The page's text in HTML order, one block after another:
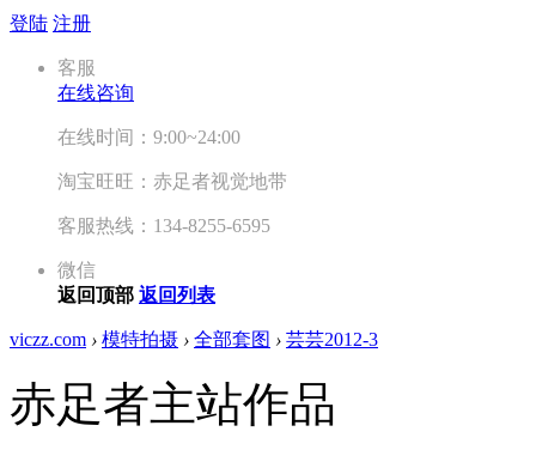
登陆 注册
客服
在线咨询
在线时间：9:00~24:00
淘宝旺旺：赤足者视觉地带
客服热线：134-8255-6595
微信
返回顶部 返回列表
viczz.com › 模特拍摄 › 全部套图 › 芸芸2012-3
赤足者主站作品